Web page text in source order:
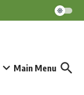
Main Menu